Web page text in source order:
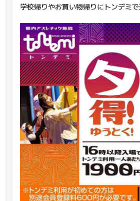
学校帰りやお買い物帰りにトンデミ